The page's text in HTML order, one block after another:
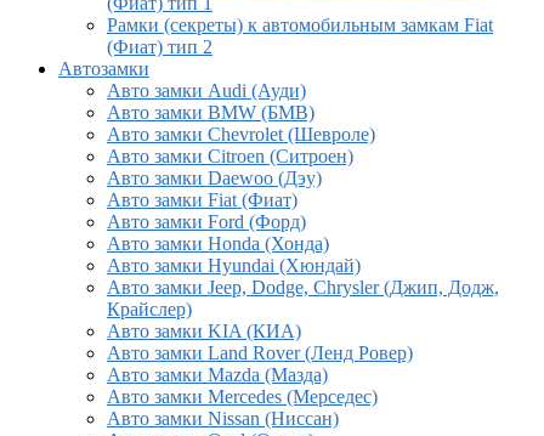
Рамки (секреты) к автомобильным замкам Fiat
(Фиат) тип 2
Автозамки
Авто замки Audi (Ауди)
Авто замки BMW (БМВ)
Авто замки Chevrolet (Шевроле)
Авто замки Citroen (Ситроен)
Авто замки Daewoo (Дэу)
Авто замки Fiat (Фиат)
Авто замки Ford (Форд)
Авто замки Honda (Хонда)
Авто замки Hyundai (Хюндай)
Авто замки Jeep, Dodge, Chrysler (Джип, Додж,
Крайслер)
Авто замки KIA (КИА)
Авто замки Land Rover (Ленд Ровер)
Авто замки Mazda (Мазда)
Авто замки Mercedes (Мерседес)
Авто замки Nissan (Ниссан)